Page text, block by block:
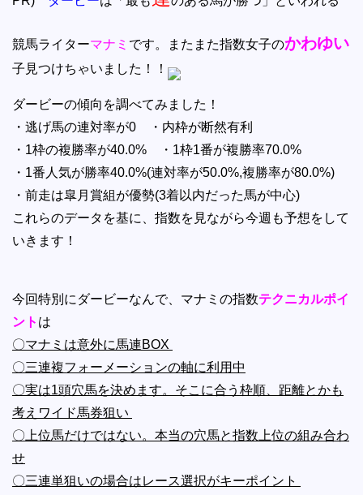
競馬ライターマナミ です。またまた指数女子のかわゆい
子見つけちゃいました！！
ダービーの傾向を調べてみました！
・逃げ馬の連対率が0 ・内枠が断然有利
・1枠の複勝率が40.0% ・1枠1番が複勝率70.0%
・1番人気が勝率40.0%(連対率が50.0%,複勝率が80.0%)
・前走は皐月賞組が優勢(3着以内だった馬が中心)
これらのデータを基に、指数を見ながら今週も予想をして
いきます！
今回特別にダービーなんで、マナミの指数テクニカルポイ
ント は
〇マナミは意外に馬連BOX
〇三連複フォーメーションの軸に利用中
〇実は1頭穴馬を決めます。そこに合う枠順、距離とかも
考えワイド馬券狙い
〇上位馬だけではない。本当の穴馬と指数上位の組み合わ
せ
〇三連単狙いの場合はレース選択がキーポイント